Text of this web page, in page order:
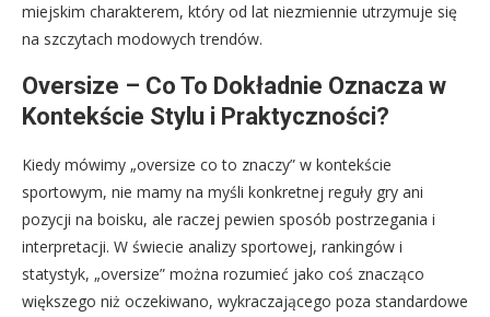
miejskim charakterem, który od lat niezmiennie utrzymuje się
na szczytach modowych trendów.
Oversize – Co To Dokładnie Oznacza w
Kontekście Stylu i Praktyczności?
Kiedy mówimy „oversize co to znaczy” w kontekście
sportowym, nie mamy na myśli konkretnej reguły gry ani
pozycji na boisku, ale raczej pewien sposób postrzegania i
interpretacji. W świecie analizy sportowej, rankingów i
statystyk, „oversize” można rozumieć jako coś znacząco
większego niż oczekiwano, wykraczającego poza standardowe